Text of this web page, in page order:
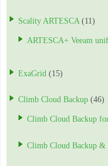
Scality ARTESCA (11)
ARTESCA+ Veeam
ExaGrid (15)
Climb Cloud Backup (46)
Climb Cloud Backup
Climb Cloud Backup &